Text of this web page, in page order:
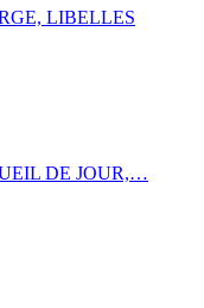
LIBELLES
DE JOUR,…